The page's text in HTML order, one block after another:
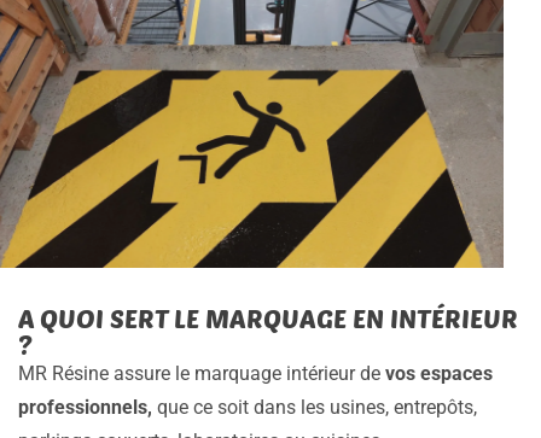
A QUOI SERT LE MARQUAGE EN INTÉRIEUR
?
MR Résine assure le marquage intérieur de vos espaces
professionnels, que ce soit dans les usines, entrepôts,